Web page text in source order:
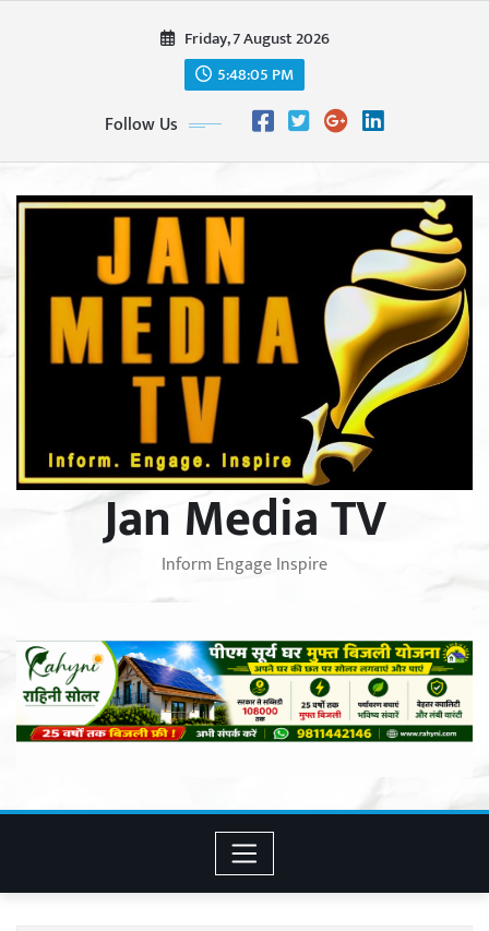
Friday, 7 August 2026
5:48:06 PM
Follow Us
Jan Media TV
Inform Engage Inspire